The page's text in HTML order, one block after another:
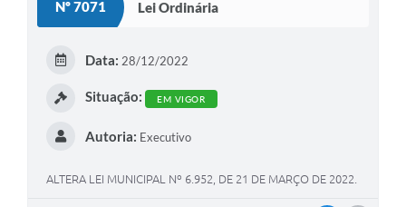
Nº 7071 Lei Ordinária
Data: 28/12/2022
Situação: EM VIGOR
Autoria: Executivo
ALTERA LEI MUNICIPAL Nº 6.952, DE 21 DE MARÇO DE 2022.